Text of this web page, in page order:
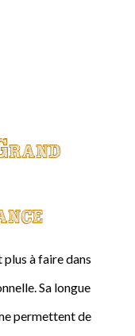
à faire dans
Sa longue
permettent de